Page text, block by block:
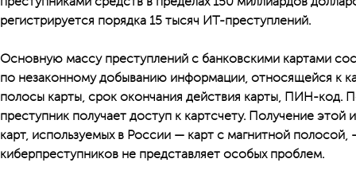
регистрируется порядка 15 тысяч ИТ-преступлений.
Основную массу преступлений с банковскими картами
по незаконному добыванию информации, относящейся к
полосы карты, срок окончания действия карты, ПИН-код.
преступник получает доступ к картсчету. Получение
карт, используемых в России — карт с магнитной
киберпреступников не представляет особых проблем.